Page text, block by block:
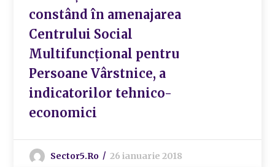
constând în amenajarea
Centrului Social
Multifuncțional pentru
Persoane Vârstnice, a
indicatorilor tehnico-
economici
Sector5.ro 26 ianuarie 2018